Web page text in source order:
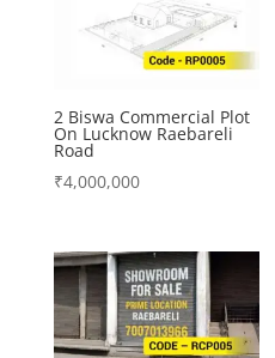
2 Biswa Commercial Plot
On Lucknow Raebareli
Road
₹4,000,000